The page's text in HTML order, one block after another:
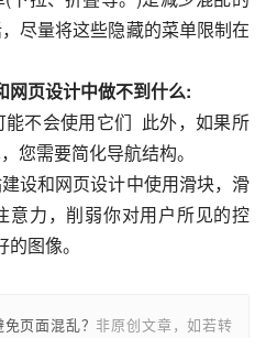
尽量将这些隐藏的菜单限制在
页设计中做不到什么:
您需要简化导航结构。
意力，削弱你对用户所见的控
页面混乱？非原创文章，如若转